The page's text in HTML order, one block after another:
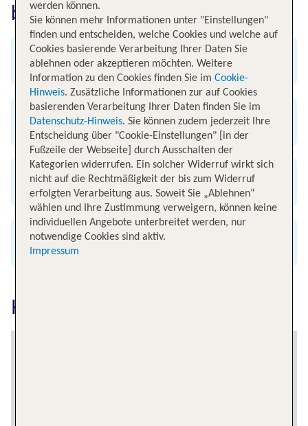
bei TUI buchen
Angebot an weltweiten Flügen
Exklusive Flug-Specials
Günstig & bequem buchen
Alle renommierten Airlines
Kilimanjaro erkunden
werden können.
Sie können mehr Informationen unter "Einstellungen"
finden und entscheiden, welche Cookies und welche auf
Cookies basierende Verarbeitung Ihrer Daten Sie
ablehnen oder akzeptieren möchten. Weitere
Information zu den Cookies finden Sie im Cookie-
Hinweis. Zusätzliche Informationen zur auf Cookies
basierenden Verarbeitung Ihrer Daten finden Sie im
Datenschutz-Hinweis. Sie können zudem jederzeit Ihre
Entscheidung über "Cookie-Einstellungen" [in der
Fußzeile der Webseite] durch Ausschalten der
Kategorien widerrufen. Ein solcher Widerruf wirkt sich
nicht auf die Rechtmäßigkeit der bis zum Widerruf
erfolgten Verarbeitung aus. Soweit Sie „Ablehnen“
wählen und Ihre Zustimmung verweigern, können keine
individuellen Angebote unterbreitet werden, nur
notwendige Cookies sind aktiv.
Impressum